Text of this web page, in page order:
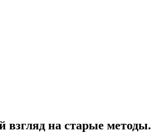
на старые методы.